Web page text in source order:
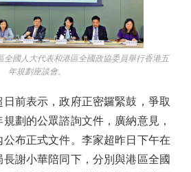
國人大代表和港區全國政協委員舉行香港五
年規劃座談會。
表示，政府正密鑼緊鼓，爭取
劃的公眾諮詢文件，廣納意見，
布正式文件。李家超昨日下午在
謝小華陪同下，分別與港區全國